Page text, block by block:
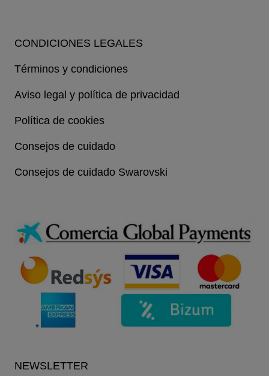
CONDICIONES LEGALES
Términos y condiciones
Aviso legal y política de privacidad
Política de cookies
Consejos de cuidado
Consejos de cuidado Swarovski
NEWSLETTER